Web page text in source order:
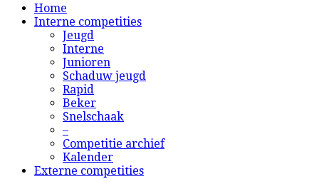
Home
Interne competities
Jeugd
Interne
Junioren
Schaduw jeugd
Rapid
Beker
Snelschaak
–
Competitie archief
Kalender
Externe competities